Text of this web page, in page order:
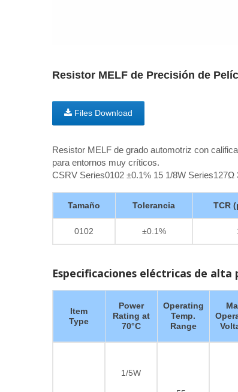
Resistor MELF de Precisión de
Files Download
Resistor MELF de grado automotriz con
para entornos muy críticos.
CSRV Series0102 ±0.1% 15 1/8W Series127Ω
Tamaño Tolerancia TCR
0102 ±0.1%
Especificaciones eléctricas de alta
Item
Type
Power
Rating at
70°C
Operating
Temp.
Range
1/5W